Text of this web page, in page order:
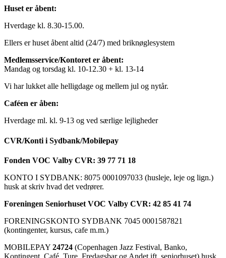
Huset er åbent:
Hverdage kl. 8.30-15.00.
Ellers er huset åbent altid (24/7) med briknøglesystem
Medlemsservice/Kontoret er åbent:
Mandag og torsdag kl. 10-12.30 + kl. 13-14
Vi har lukket alle helligdage og mellem jul og nytår.
Caféen er åben:
Hverdage ml. kl. 9-13 og ved særlige lejligheder
CVR/Konti i Sydbank/Mobilepay
Fonden VOC Valby CVR: 39 77 71 18
KONTO I SYDBANK: 8075 0001097033 (husleje, leje og lign.)
husk at skriv hvad det vedrører.
Foreningen Seniorhuset VOC Valby CVR: 42 85 41 74
FORENINGSKONTO SYDBANK 7045 0001587821
(kontingenter, kursus, cafe m.m.)
MOBILEPAY 24724 (Copenhagen Jazz Festival, Banko,
Kontingent, Café, Ture, Fredagsbar og Andet ift. seniorhuset) husk